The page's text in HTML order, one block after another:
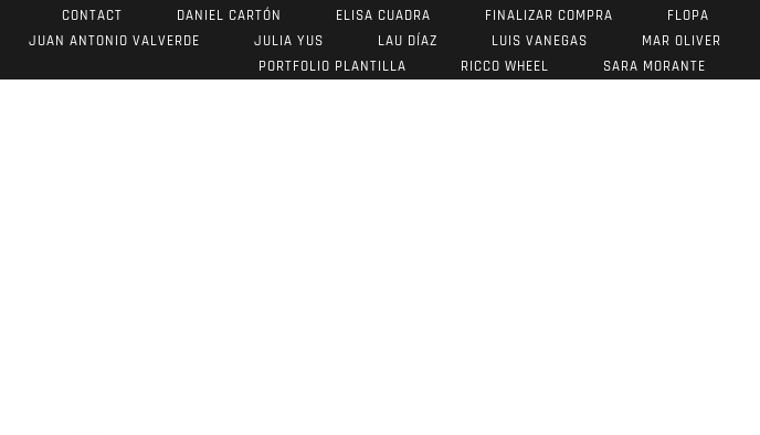
CONTACT
DANIEL CARTÓN ELISA CUADRA FINALIZAR COMPRA FLOPA
JUAN ANTONIO VALVERDE
JULIA YUS LAU DÍAZ LUIS VANEGAS MAR OLIVER
PORTFOLIO PLANTILLA
RICCO WHEEL SARA MORANTE